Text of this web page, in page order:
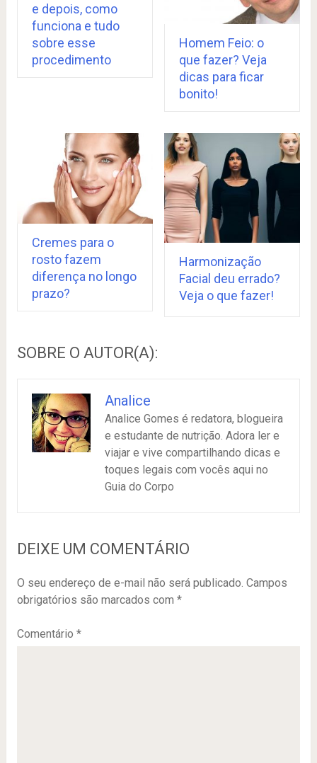
e depois, como
funciona e tudo
sobre esse
procedimento
Homem Feio: o
que fazer? Veja
dicas para ficar
bonito!
Cremes para o
rosto fazem
diferença no longo
prazo?
Harmonização
Facial deu errado?
Veja o que fazer!
SOBRE O AUTOR(A):
Analice
Analice Gomes é redatora, blogueira
e estudante de nutrição. Adora ler e
viajar e vive compartilhando dicas e
toques legais com vocês aqui no
Guia do Corpo
DEIXE UM COMENTÁRIO
O seu endereço de e-mail não será publicado. Campos
obrigatórios são marcados com *
Comentário *